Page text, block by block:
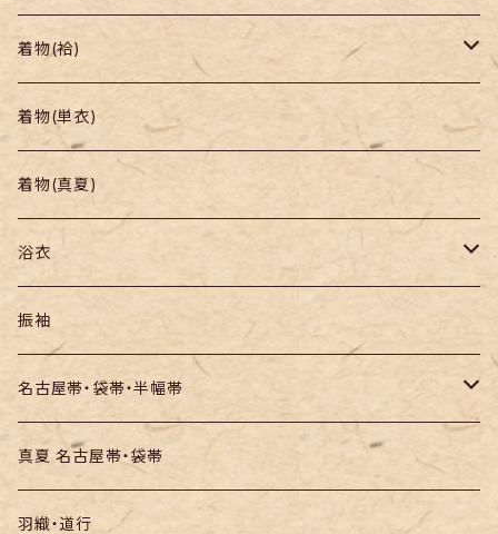
着物
帯
羽織り・道行
着物(袷)
小紋
色無地・江戸小紋
紬
訪問着・付下
お召し
着物(単衣)
着物(真夏)
浴衣
セオα・ポリ
木綿・綿麻
絞りの浴衣
振袖
名古屋帯・袋帯・半幅帯
名古屋帯
袋帯
真夏 名古屋帯・袋帯
羽織・道行